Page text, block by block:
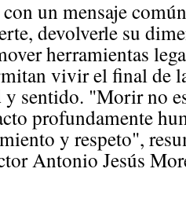
un mensaje
devolverle su
herramientas
vivir el final de
y sentido. "Morir no
profundamente
y respeto",
Antonio Jesús